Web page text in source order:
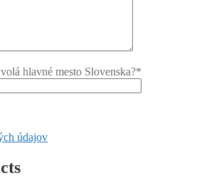
hlavné mesto Slovenska?*
údajov